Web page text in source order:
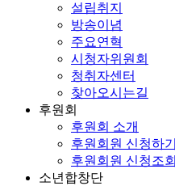
설립취지
방송이념
주요연혁
시청자위원회
청취자센터
찾아오시는길
후원회
후원회 소개
후원회원 신청하기
후원회원 신청조회
소년합창단